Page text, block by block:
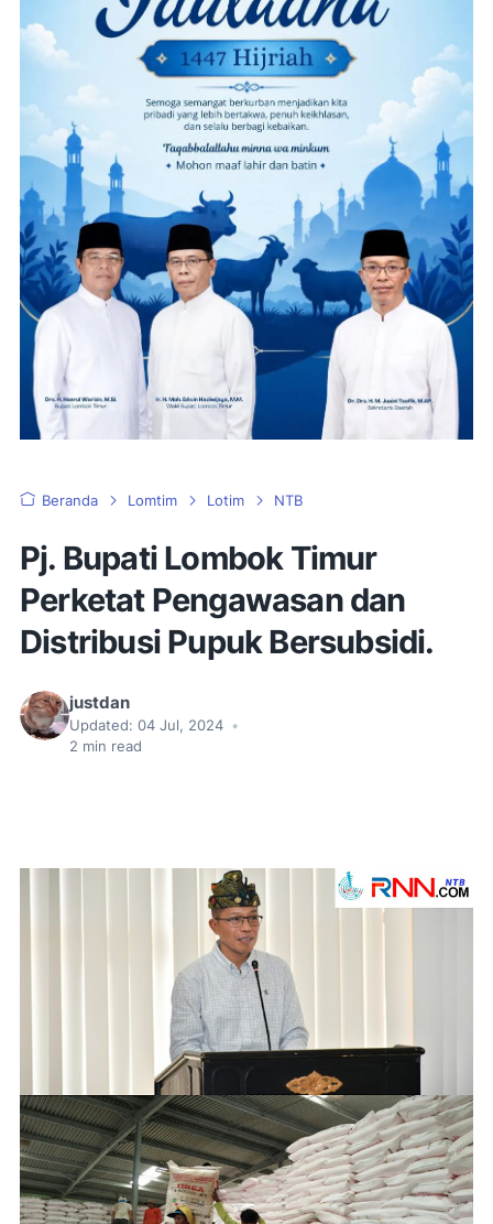
Beranda Lomtim Lotim NTB
Pj. Bupati Lombok Timur
Perketat Pengawasan dan
Distribusi Pupuk Bersubsidi.
justdan
Updated: 04 Jul, 2024 •
2 min read